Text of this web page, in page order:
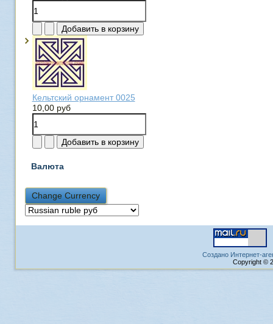
Кельтский орнамент 0025
10,00 руб
Валюта
Создано Интернет-
Copyright ©